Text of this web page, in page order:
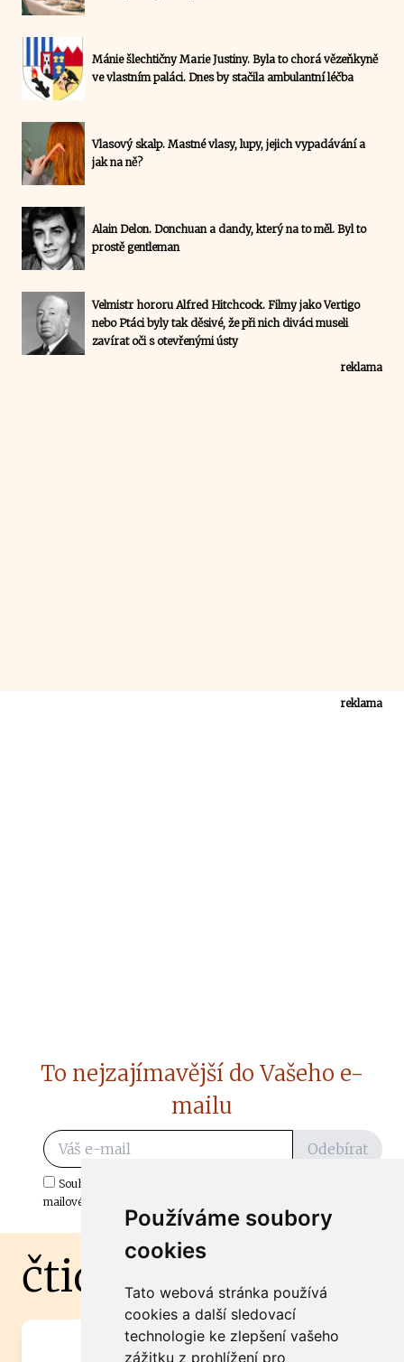
Používáme soubory
cookies
Tato webová stránka používá
cookies a další sledovací
technologie ke zlepšení vašeho
zážitku z prohlížení pro
Mánie šlechtičny Marie Justiny. Byla to chorá vězeňkyně
ve vlastním paláci. Dnes by stačila ambulantní léčba
Vlasový skalp. Mastné vlasy, lupy, jejich vypadávání a
jak na ně?
Alain Delon. Donchuan a dandy, který na to měl. Byl to
prostě gentleman
Velmistr hororu Alfred Hitchcock. Filmy jako Vertigo
nebo Ptáci byly tak děsivé, že při nich diváci museli
zavírat oči s otevřenými ústy
reklama
reklama
To nejzajímavější do Vašeho e-
mailu
Odebírat
Souhlasím s odběrem důležitých zpráv ze ČtiDoma.cz do mé e-
mailové schránky.
čtidoma.cz
Máte zajímavou informaci? Chcete